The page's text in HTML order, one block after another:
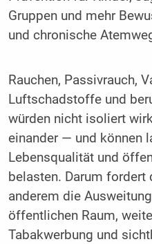
Gruppen und mehr
und chronische
Rauchen, Passivrauch,
Luftschadstoffe und
würden nicht isoliert
einander — und können
Lebensqualität und
belasten. Darum fordert
anderem die
öffentlichen Raum,
Tabakwerbung und